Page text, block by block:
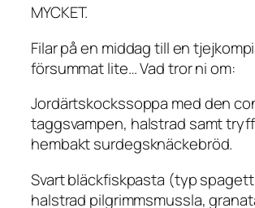
MYCKET.
Filar på en middag till en
försummat lite… Vad tror ni om:
Jordärtskockssoppa med den
taggsvampen, halstrad samt
hembakt surdegsknäckebröd.
Svart bläckfiskpasta (typ
halstrad pilgrimmsmussla,